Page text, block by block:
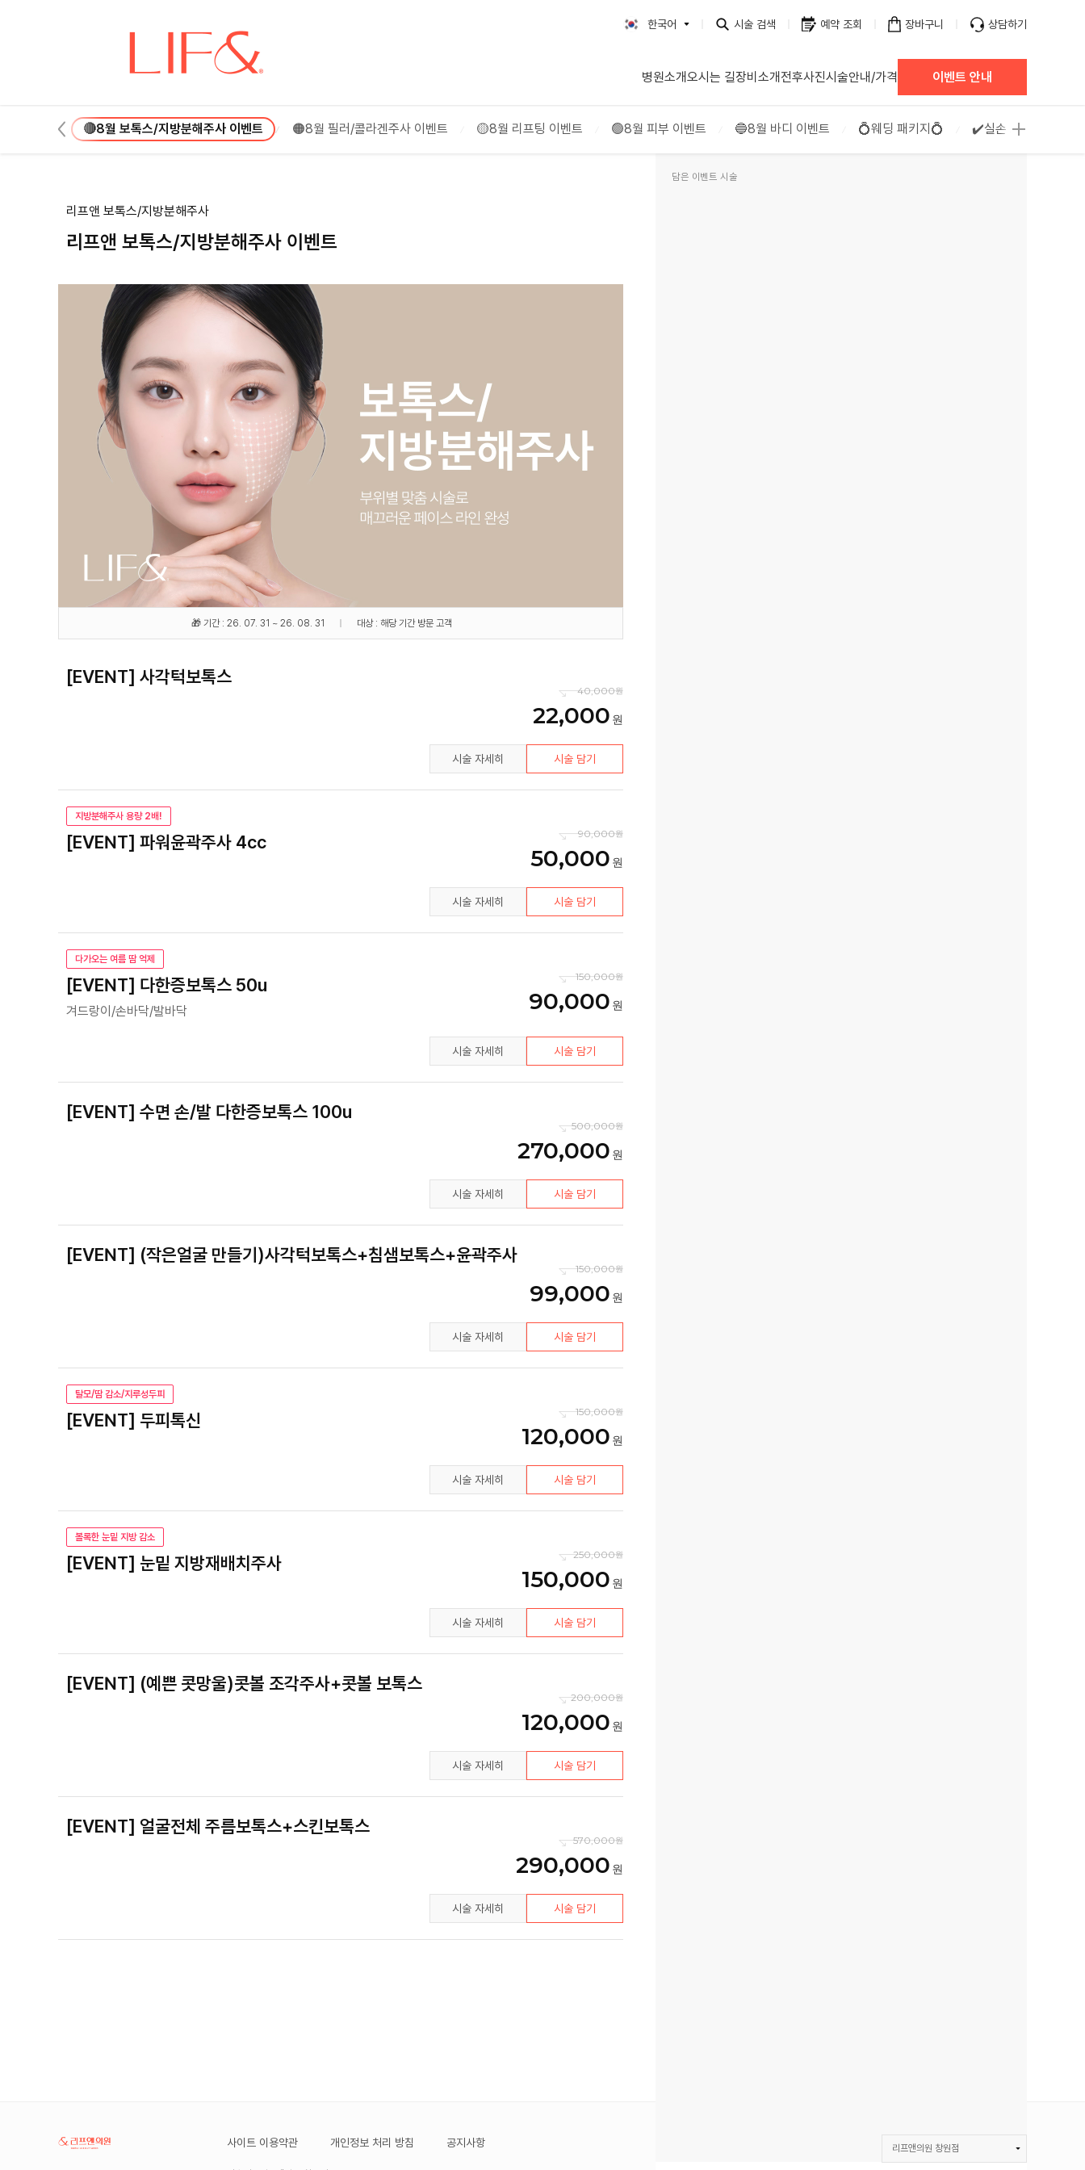
한국어
English
简体字
시술 검색 예약 조회 장바구니 상담하기
병원소개오시는 길장비소개전후사진시술안내/가격 이벤트 안내
🔴8월 보톡스/지방분해주사 이벤트 🟠8월 필러/콜라겐주사 이벤트 🟡8월 리프팅 이벤트 🟢8월 피부 이벤트 🔵8월 바디 이벤트 💍웨딩 패키지💍 ✔️실손 보험 청구 가
리프앤 보톡스/지방분해주사
리프앤 보톡스/지방분해주사 이벤트
🎁 기간 : 26. 07. 31 ~ 26. 08. 31 대상 : 해당 기간 방문 고객
[EVENT] 사각턱보톡스
40,000
22,000
시술 자세히 시술 담기
지방분해주사 용량 2배!
[EVENT] 파워윤곽주사 4cc 90,000
50,000
시술 자세히 시술 담기
다가오는 여름 땀 억제
[EVENT] 다한증보톡스 50u
겨드랑이/손바닥/발바닥
150,000
90,000
시술 자세히 시술 담기
[EVENT] 수면 손/발 다한증보톡스 100u
500,000
270,000
시술 자세히 시술 담기
[EVENT] (작은얼굴 만들기)사각턱보톡스+침샘보톡스+윤곽주사
150,000
99,000
시술 자세히 시술 담기
탈모/땀 감소/지루성두피
[EVENT] 두피톡신 150,000
120,000
시술 자세히 시술 담기
볼록한 눈밑 지방 감소
[EVENT] 눈밑 지방재배치주사 250,000
150,000
시술 자세히 시술 담기
[EVENT] (예쁜 콧망울)콧볼 조각주사+콧볼 보톡스
200,000
120,000
시술 자세히 시술 담기
[EVENT] 얼굴전체 주름보톡스+스킨보톡스
570,000
290,000
시술 자세히 시술 담기
담은 이벤트 시술
사이트 이용약관 개인정보 처리 방침 공지사항 리프앤의원 창원점